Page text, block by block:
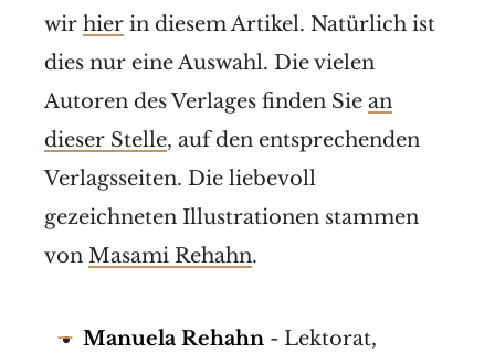
wir hier in diesem Artikel. Natürlich ist
dies nur eine Auswahl. Die vielen
Autoren des Verlages finden Sie an
dieser Stelle, auf den entsprechenden
Verlagsseiten. Die liebevoll
gezeichneten Illustrationen stammen
von Masami Rehahn.
Manuela Rehahn - Lektorat,